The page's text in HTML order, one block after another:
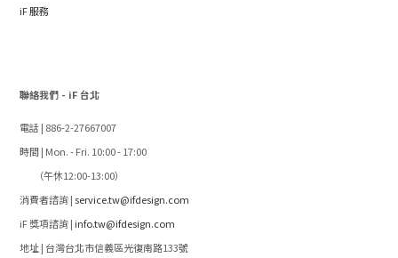
iF 服務
聯絡我們 - iF 台北
電話 | 886-2-27667007
時間 | Mon. - Fri. 10:00 - 17:00
（午休12:00-13:00）
消費者諮詢 | service.tw@ifdesign.com
iF 獎項諮詢 | info.tw@ifdesign.com
地址 | 台灣台北市信義區光復南路133號